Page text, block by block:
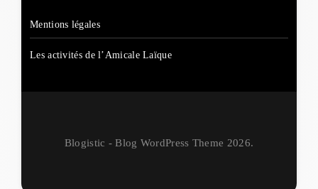
Mentions légales
Les activités de l’Amicale Laïque
Blogistic - Blog WordPress Theme 2026.